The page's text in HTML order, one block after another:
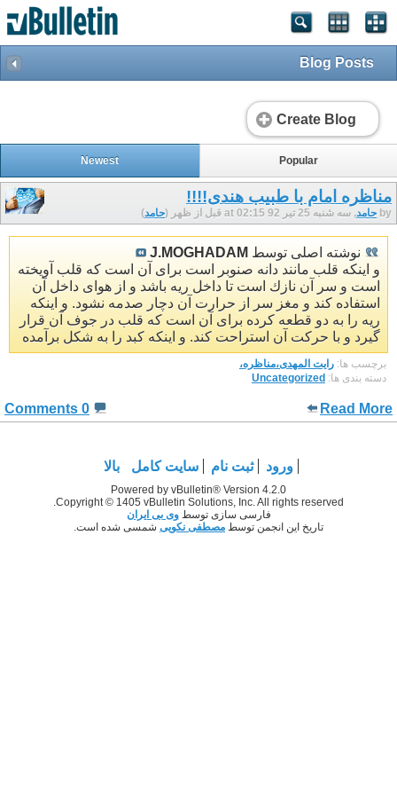
Blog Posts
Create Blog
Newest Popular
مناظره امام با طبيب هندى‏!!!!
by حامد, سه شنبه 25 تیر 92 at 02:15 قبل از ظهر ( حامد)
نوشته اصلی توسط J.MOGHADAM
و اينكه قلب مانند دانه صنوبر است براى آن است كه قلب آويخته
است و سر آن نازك است تا داخل ريه باشد و از هواى داخل آن
استفاده كند و مغز سر از حرارت آن دچار صدمه نشود. و اينكه
ريه را به دو قطعه كرده براى آن است كه قلب در جوف آن قرار
گيرد و با حركت آن استراحت كند. و اينكه كبد را به شكل برآمده
برچسب ها: رایت المهدی،مناظره،
دسته بندی ها: Uncategorized
0 Comments Read More
ورود ثبت نام سایت کامل بالا
Powered by vBulletin® Version 4.2.0
Copyright © 1405 vBulletin Solutions, Inc. All rights reserved.
فارسی سازی توسطوی بی ایران
تاریخ این انجمن توسط مصطفی نکویی شمسی شده است.